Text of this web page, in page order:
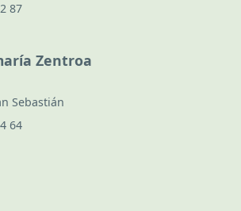
87
Zentroa
Sebastián
64